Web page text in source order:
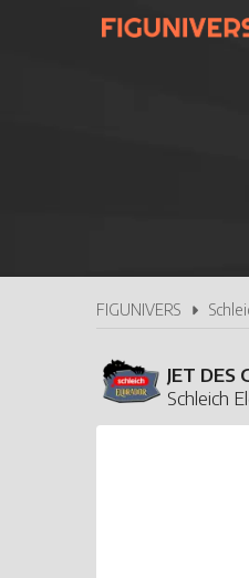
FIGUNIVERS
JET DES
Schleich